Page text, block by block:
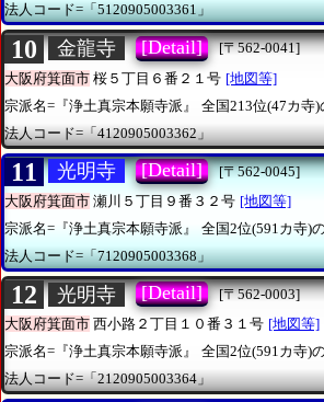
法人コード=「5120905003361」
10 金龍寺 [Detail]
[〒562-0041]
大阪府箕面市 桜５丁目６番２１号 [地図等]
宗派名=『浄土真宗本願寺派』
全国213位(47カ寺)
法人コード=「4120905003362」
11 光明寺 [Detail]
[〒562-0045]
大阪府箕面市 瀬川５丁目９番３２号 [地図等]
宗派名=『浄土真宗本願寺派』
全国2位(591カ寺)
法人コード=「7120905003368」
12 光明寺 [Detail]
[〒562-0003]
大阪府箕面市 西小路２丁目１０番３１号 [地図等]
宗派名=『浄土真宗本願寺派』
全国2位(591カ寺)
法人コード=「2120905003364」